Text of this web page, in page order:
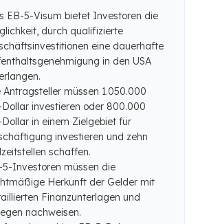
EB-5-Visum bietet Investoren die
durch qualifizierte
eine dauerhafte
in den USA
Antragsteller müssen 1.050.000
Dollar investieren oder 800.000
Dollar in einem Zielgebiet für
investieren und zehn
schaffen.
5-Investoren müssen die
Herkunft der Gelder mit
Finanzunterlagen und
nachweisen.